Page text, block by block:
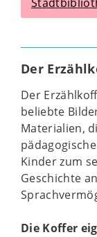
Der
Der
beliebte
Materialien,
Kinder zum
Geschichte
Die Koffer